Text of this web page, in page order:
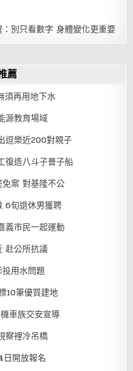
別只看數字 身體變化更重要
薦
須再用地下水
源教育場域
逗樂近200對親子
復造八斗子罾子船
案 對基隆不公
6旬退休男獲聘
義市民一起運動
赴公所抗議
用水問題
10筆優質建地
車族交安宣導
察裡冷吊橋
開放報名